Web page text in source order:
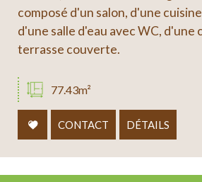
composé d'un salon, d'une
d'une salle d'eau avec WC, d'une
terrasse couverte.
77.43m²
CONTACT DÉTAILS